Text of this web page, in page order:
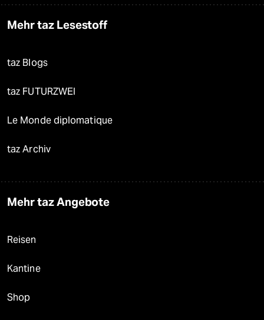
Mehr taz Lesestoff
taz Blogs
taz FUTURZWEI
Le Monde diplomatique
taz Archiv
Mehr taz Angebote
Reisen
Kantine
Shop